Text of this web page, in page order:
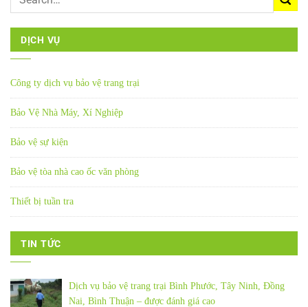
DỊCH VỤ
Công ty dịch vụ bảo vệ trang trại
Bảo Vệ Nhà Máy, Xí Nghiệp
Bảo vệ sự kiện
Bảo vệ tòa nhà cao ốc văn phòng
Thiết bị tuần tra
TIN TỨC
Dịch vụ bảo vệ trang trại Bình Phước, Tây Ninh, Đồng
Nai, Bình Thuận – được đánh giá cao